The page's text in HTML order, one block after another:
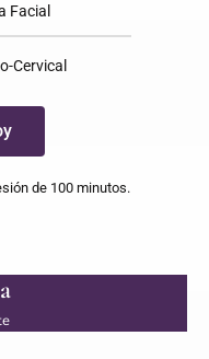
Facial
Cervical
de 100 minutos.